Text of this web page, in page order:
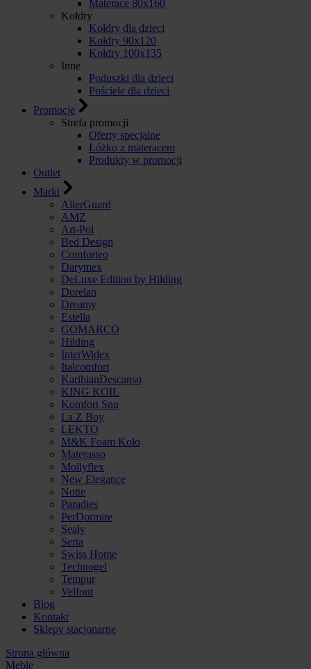
Materace 80x160
Kołdry
Kołdry dla dzieci
Kołdry 90x120
Kołdry 100x135
Inne
Poduszki dla dzieci
Pościele dla dzieci
Promocje
Strefa promocji
Oferty specjalne
Łóżko z materacem
Produkty w promocji
Outlet
Marki
AllerGuard
AMZ
Art-Pol
Bed Design
Comforteo
Darymex
DeLuxe Edition by Hilding
Dorelan
Dreamy
Estella
GOMARCO
Hilding
InterWidex
Italcomfort
KaribianDescanso
KING KOIL
Komfort Snu
La Z Boy
LEKTO
M&K Foam Koło
Materasso
Mollyflex
New Elegance
Notte
Paradies
PerDormire
Sealy
Serta
Swiss Home
Technogel
Tempur
Velfont
Blog
Kontakt
Sklepy stacjonarne
Strona główna
Meble